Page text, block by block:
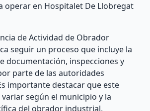
operar en Hospitalet De Llobregat
de Actividad de Obrador
seguir un proceso que incluye la
documentación, inspecciones y
parte de las autoridades
importante destacar que este
según el municipio y la
del obrador industrial.